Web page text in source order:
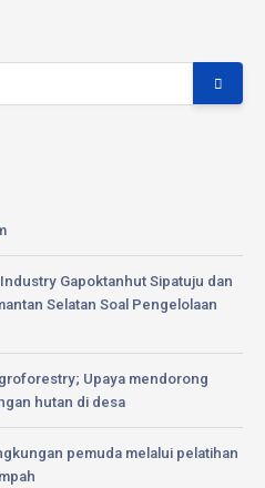
Gapoktanhut Sipatuju dan
Selatan Soal Pengelolaan
Upaya mendorong
hutan di desa
pemuda melalui pelatihan